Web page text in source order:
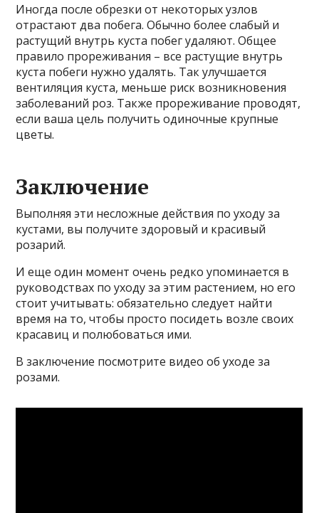
Иногда после обрезки от некоторых узлов
отрастают два побега. Обычно более слабый и
растущий внутрь куста побег удаляют. Общее
правило прореживания – все растущие внутрь
куста побеги нужно удалять. Так улучшается
вентиляция куста, меньше риск возникновения
заболеваний роз. Также прореживание проводят,
если ваша цель получить одиночные крупные
цветы.
Заключение
Выполняя эти несложные действия по уходу за
кустами, вы получите здоровый и красивый
розарий.
И еще один момент очень редко упоминается в
руководствах по уходу за этим растением, но его
стоит учитывать: обязательно следует найти
время на то, чтобы просто посидеть возле своих
красавиц и полюбоваться ими.
В заключение посмотрите видео об уходе за
розами.